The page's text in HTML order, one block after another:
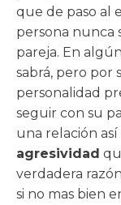
que de paso al
persona nunca
pareja. En
sabrá, pero por
personalidad
seguir con su
una relación así
agresividad
verdadera
si no mas bien